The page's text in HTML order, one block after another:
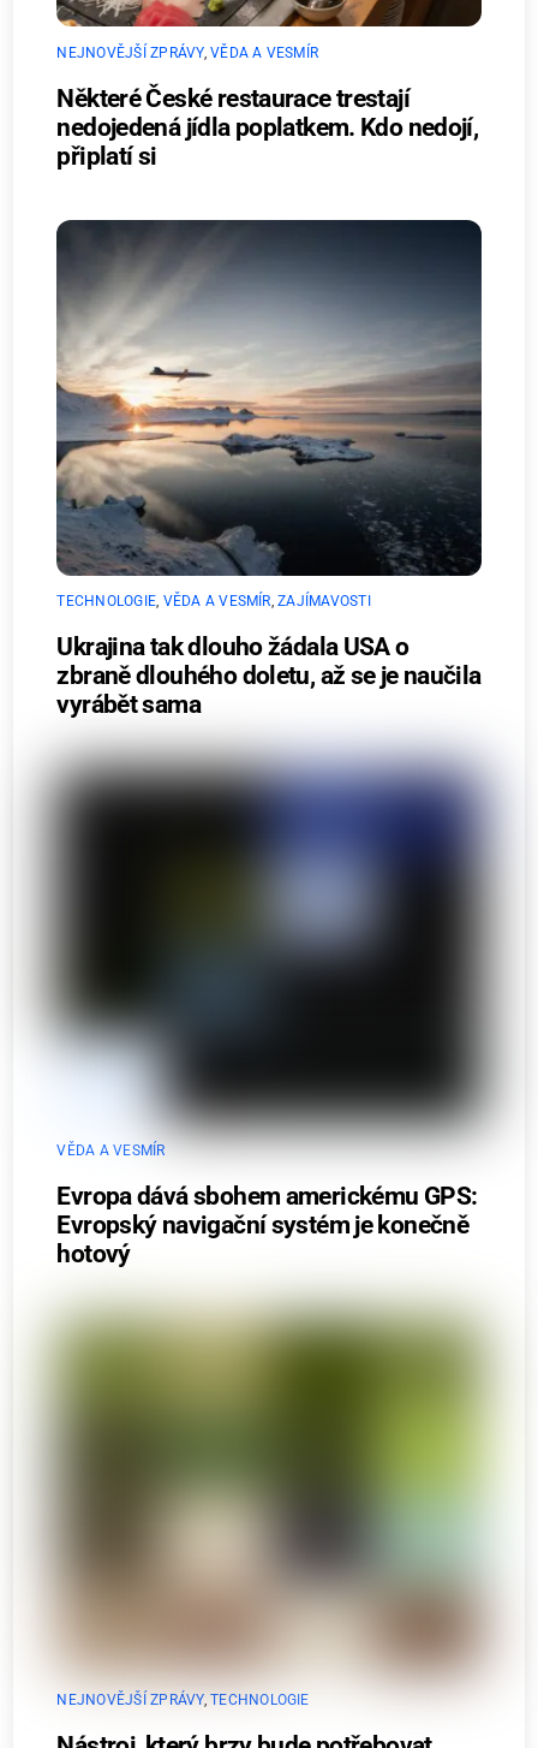
NEJNOVĚJŠÍ ZPRÁVY,VĚDA A VESMÍR
Některé České restaurace trestají
nedojedená jídla poplatkem. Kdo nedojí,
připlatí si
TECHNOLOGIE, VĚDA A VESMÍR,ZAJÍMAVOSTI
Ukrajina tak dlouho žádala USA o
zbraně dlouhého doletu, až se je naučila
vyrábět sama
VĚDA A VESMÍR
Evropa dává sbohem americkému GPS:
Evropský navigační systém je konečně
hotový
NEJNOVĚJŠÍ ZPRÁVY,TECHNOLOGIE